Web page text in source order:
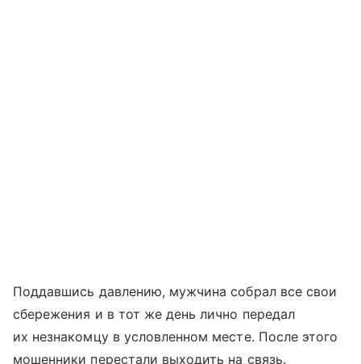
Поддавшись давлению, мужчина собрал все свои
сбережения и в тот же день лично передал
их незнакомцу в условленном месте. После этого
мошенники перестали выходить на связь.